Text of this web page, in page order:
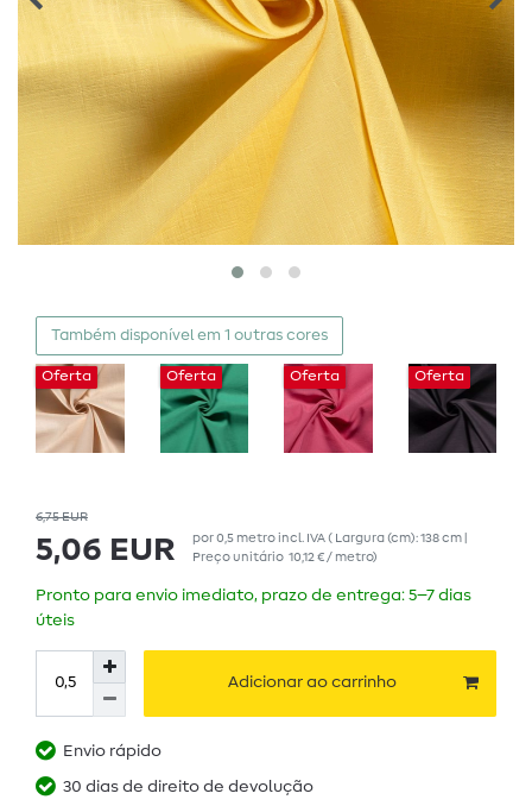
Também disponível em 1 outras cores
Oferta Oferta Oferta Oferta
6,75 EUR
5,06 EUR por0,5 metroincl. IVA( Largura (cm): 138 cm |
Preço unitário 10,12 € / metro)
Pronto para envio imediato, prazo de entrega: 5–7 dias
úteis
Adicionar ao carrinho
Envio rápido
30 dias de direito de devolução